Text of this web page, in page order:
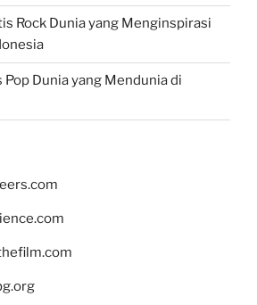
Rock Dunia yang Menginspirasi
Dunia yang Mendunia di